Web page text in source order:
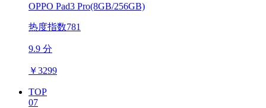
OPPO Pad3 Pro(8GB/256GB)
热度指数781
9.9 分
￥3299
TOP
07